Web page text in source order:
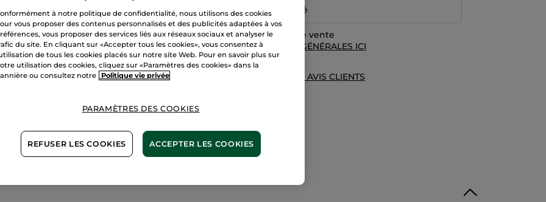
Satisfait ou remboursé
Conditions générales de vente
VOIR LES CONDITIONS GÉNÉRALES ICI
Avis clients
VOIR LA POLITIQUE DES AVIS CLIENTS
à notre politique de confidentialité, nous utilisons des cookies
vous proposer des contenus personnalisés et des publicités adaptées à vos
vous proposer des services liés aux réseaux sociaux et analyser le
du site. En cliquant sur «Accepter tous les cookies», vous consentez à
de tous les cookies placés sur notre site Web. Pour en savoir plus sur
utilisation des cookies, cliquez sur «Paramètres des cookies» dans la
ou consultez notre
Politique vie privée
PARAMÈTRES DES COOKIES
REFUSER LES COOKIES ACCEPTER LES COOKIES